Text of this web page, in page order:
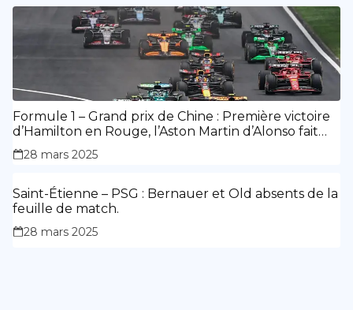
Formule 1 – Grand prix de Chine : Première victoire
d’Hamilton en Rouge, l’Aston Martin d’Alonso fait
des siennes.
28 mars 2025
Saint-Étienne – PSG : Bernauer et Old absents de la
feuille de match.
28 mars 2025